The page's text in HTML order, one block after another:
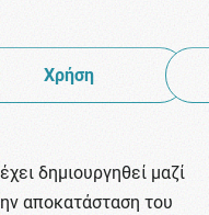
Χρήση
δημιουργηθεί μαζί
αποκατάσταση του